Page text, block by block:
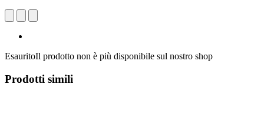
EsauritoIl prodotto non è più disponibile sul nostro shop
Prodotti simili